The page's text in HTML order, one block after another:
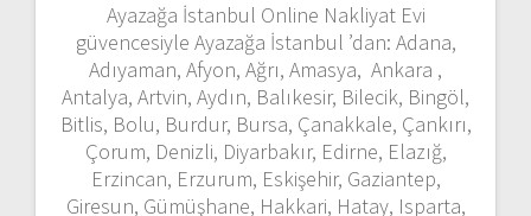
Ayazağa İstanbul Online Nakliyat Evi
güvencesiyle Ayazağa İstanbul ’dan: Adana,
Adıyaman, Afyon, Ağrı, Amasya, Ankara ,
Antalya, Artvin, Aydın, Balıkesir, Bilecik, Bingöl,
Bitlis, Bolu, Burdur, Bursa, Çanakkale, Çankırı,
Çorum, Denizli, Diyarbakır, Edirne, Elazığ,
Erzincan, Erzurum, Eskişehir, Gaziantep,
Giresun, Gümüşhane, Hakkari, Hatay, Isparta,